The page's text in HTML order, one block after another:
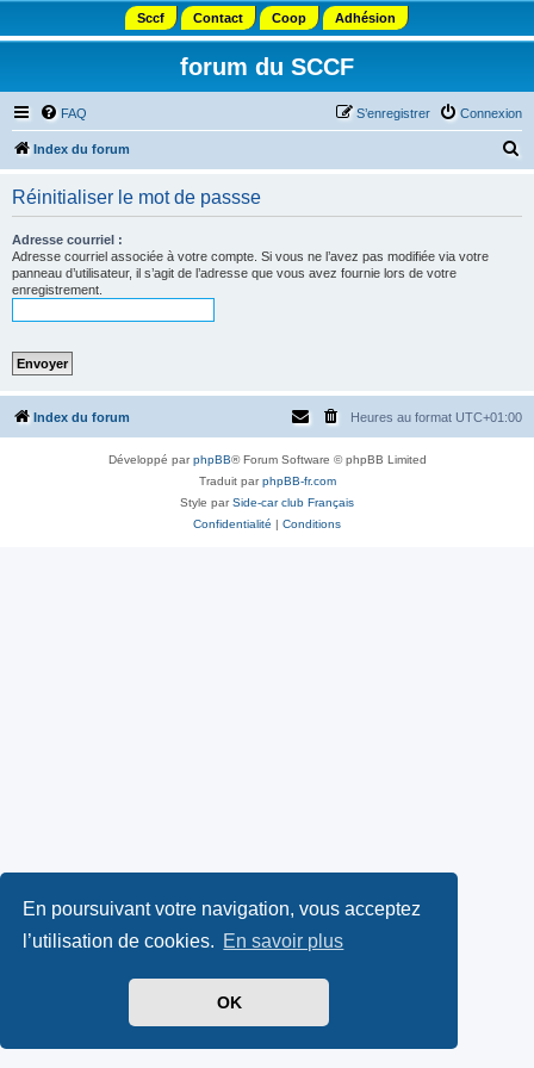
En poursuivant votre navigation, vous acceptez
l’utilisation de cookies. En savoir plus
OK
Sccf Contact Coop Adhésion
forum du SCCF
FAQ Connexion
S’enregistrer
Index du forum
Réinitialiser le mot de passse
Adresse courriel :
Adresse courriel associée à votre compte. Si vous ne l’avez pas modifiée via votre
panneau d’utilisateur, il s’agit de l’adresse que vous avez fournie lors de votre
enregistrement.
Index du forum Heures au format UTC+01:00
Développé parphpBB® Forum Software © phpBB Limited
Traduit parphpBB-fr.com
Style parSide-car club Français
Confidentialité | Conditions